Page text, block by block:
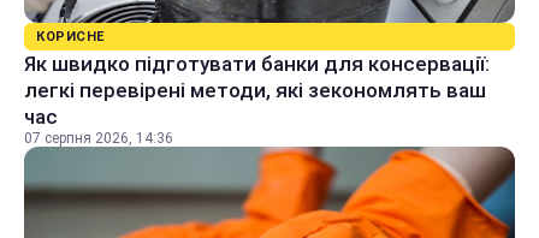
КОРИСНЕ
Як швидко підготувати банки для консервації:
легкі перевірені методи, які зекономлять ваш
час
07 серпня 2026, 14:36